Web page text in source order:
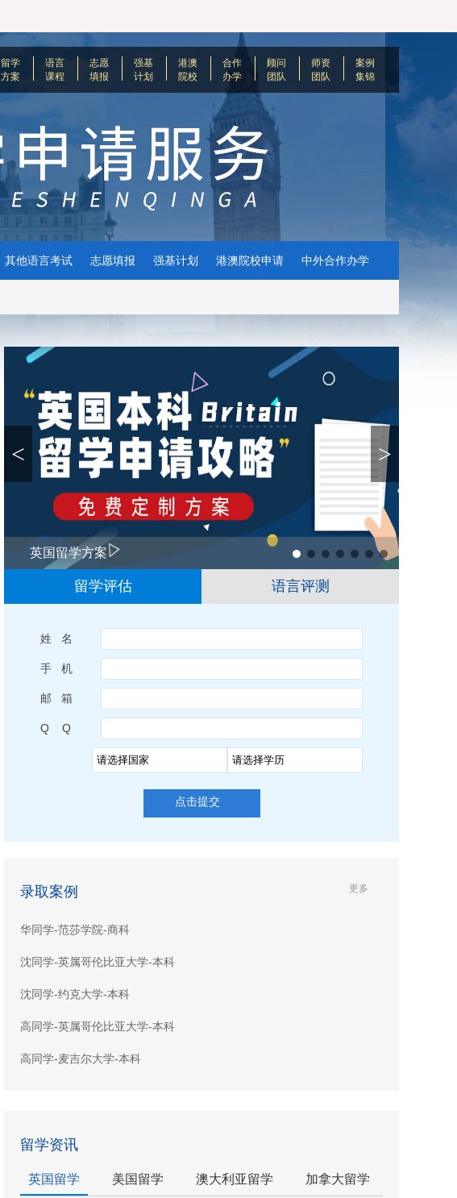
留学
方案
语言
课程
志愿
填报
强基
计划
港澳
院校
合作
办学
顾问
团队
师资
团队
案例
集锦
其他语言考试 志愿填报 强基计划 港澳院校申请 中外合作办学
英国留学方案 1 2
< >
留学评估 语言评测
姓 名
手 机
邮 箱
Q Q
点击提交
录取案例 更多
华同学-范莎学院-商科
沈同学-英属哥伦比亚大学-本科
沈同学-约克大学-本科
高同学-英属哥伦比亚大学-本科
高同学-麦吉尔大学-本科
留学资讯
英国留学 美国留学 澳大利亚留学 加拿大留学